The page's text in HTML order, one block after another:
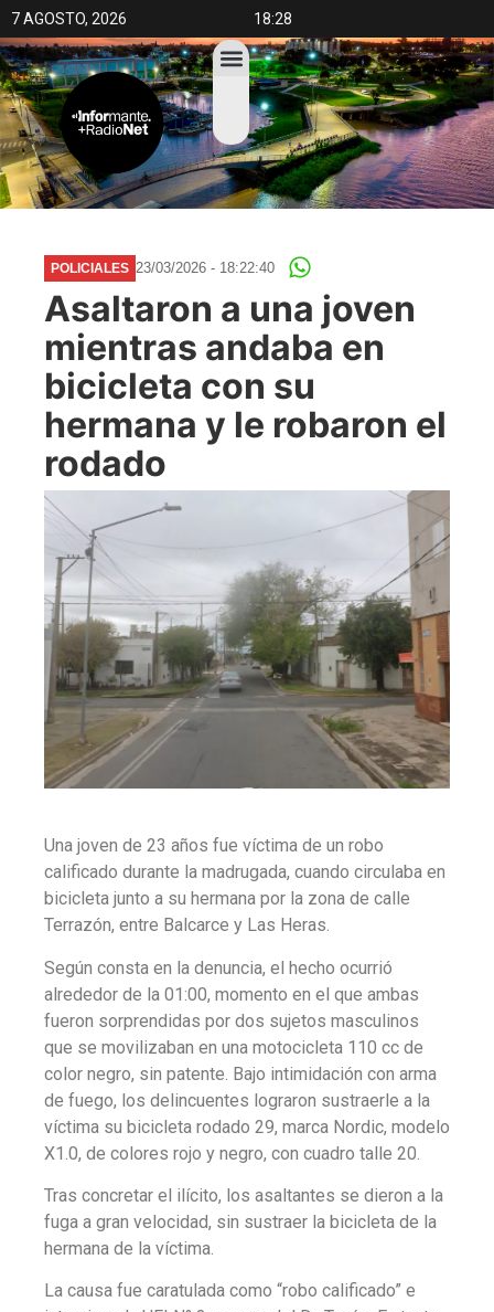
7 AGOSTO, 2026 18:28
POLICIALES 23/03/2026 - 18:22:40
Asaltaron a una joven
mientras andaba en
bicicleta con su
hermana y le robaron el
rodado
Una joven de 23 años fue víctima de un robo
calificado durante la madrugada, cuando circulaba en
bicicleta junto a su hermana por la zona de calle
Terrazón, entre Balcarce y Las Heras.
Según consta en la denuncia, el hecho ocurrió
alrededor de la 01:00, momento en el que ambas
fueron sorprendidas por dos sujetos masculinos
que se movilizaban en una motocicleta 110 cc de
color negro, sin patente. Bajo intimidación con arma
de fuego, los delincuentes lograron sustraerle a la
víctima su bicicleta rodado 29, marca Nordic, modelo
X1.0, de colores rojo y negro, con cuadro talle 20.
Tras concretar el ilícito, los asaltantes se dieron a la
fuga a gran velocidad, sin sustraer la bicicleta de la
hermana de la víctima.
La causa fue caratulada como “robo calificado” e